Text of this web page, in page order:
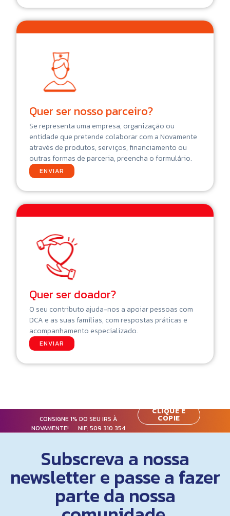
Quer ser nosso parceiro?
Se representa uma empresa, organização ou
entidade que pretende colaborar com a Novamente
através de produtos, serviços, financiamento ou
outras formas de parceria, preencha o formulário.
ENVIAR
Quer ser doador?
O seu contributo ajuda-nos a apoiar pessoas com
DCA e as suas famílias, com respostas práticas e
acompanhamento especializado.
ENVIAR
CONSIGNE 1% DO SEU IRS À
NOVAMENTE! NIF:509 310 354
CLIQUE E
COPIE
Subscreva a nossa
newsletter e passe a fazer
parte da nossa